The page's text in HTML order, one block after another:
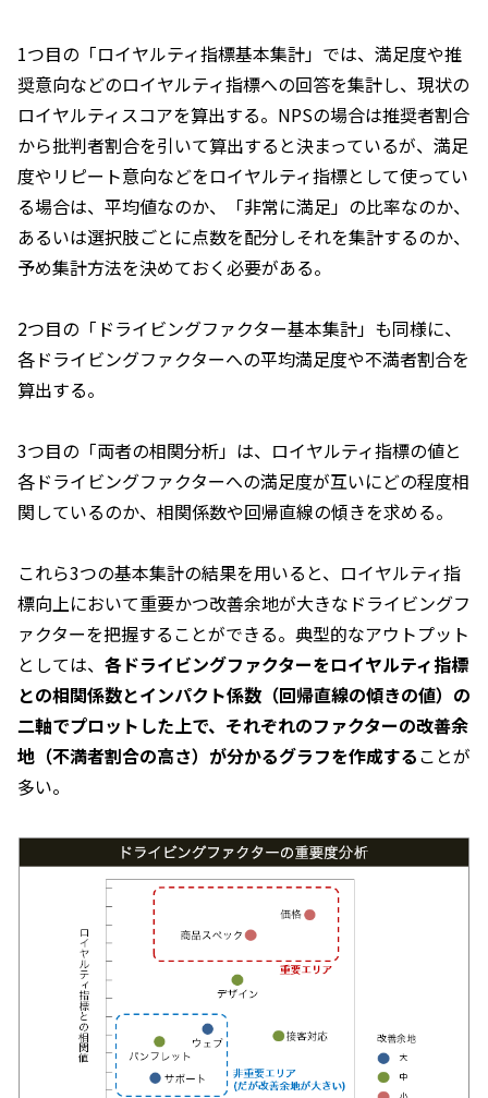
1つ目の「ロイヤルティ指標基本集計」では、満足度や推
奨意向などのロイヤルティ指標への回答を集計し、現状の
ロイヤルティスコアを算出する。NPSの場合は推奨者割合
から批判者割合を引いて算出すると決まっているが、満足
度やリピート意向などをロイヤルティ指標として使ってい
る場合は、平均値なのか、「非常に満足」の比率なのか、
あるいは選択肢ごとに点数を配分しそれを集計するのか、
予め集計方法を決めておく必要がある。
2つ目の「ドライビングファクター基本集計」も同様に、
各ドライビングファクターへの平均満足度や不満者割合を
算出する。
3つ目の「両者の相関分析」は、ロイヤルティ指標の値と
各ドライビングファクターへの満足度が互いにどの程度相
関しているのか、相関係数や回帰直線の傾きを求める。
これら3つの基本集計の結果を用いると、ロイヤルティ指
標向上において重要かつ改善余地が大きなドライビングフ
ァクターを把握することができる。典型的なアウトプット
としては、 各ドライビングファクターをロイヤルティ指標
との相関係数とインパクト係数（回帰直線の傾きの値）の
二軸でプロットした上で、それぞれのファクターの改善余
地（不満者割合の高さ）が分かるグラフを作成することが
多い。